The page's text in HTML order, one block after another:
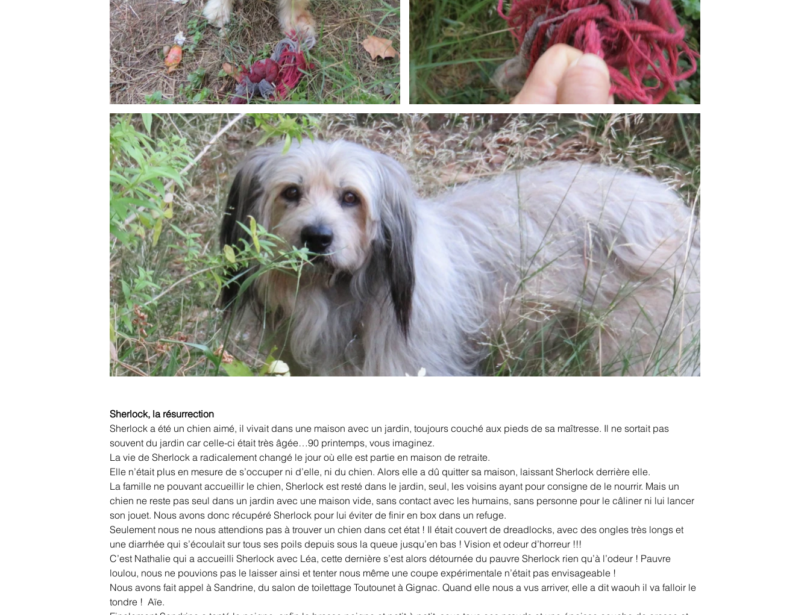
Sherlock, la résurrection
Sherlock a été un chien aimé, il vivait dans une maison avec un jardin, toujours couché aux pieds de sa maîtresse. Il ne sortait pas
souvent du jardin car celle-ci était très âgée…90 printemps, vous imaginez.
La vie de Sherlock a radicalement changé le jour où elle est partie en maison de retraite.
Elle n’était plus en mesure de s’occuper ni d’elle, ni du chien. Alors elle a dû quitter sa maison, laissant Sherlock derrière elle.
La famille ne pouvant accueillir le chien, Sherlock est resté dans le jardin, seul, les voisins ayant pour consigne de le nourrir. Mais un
chien ne reste pas seul dans un jardin avec une maison vide, sans contact avec les humains, sans personne pour le câliner ni lui lancer
son jouet. Nous avons donc récupéré Sherlock pour lui éviter de finir en box dans un refuge.
Seulement nous ne nous attendions pas à trouver un chien dans cet état ! Il était couvert de dreadlocks, avec des ongles très longs et
une diarrhée qui s’écoulait sur tous ses poils depuis sous la queue jusqu’en bas ! Vision et odeur d’horreur !!!
C’est Nathalie qui a accueilli Sherlock avec Léa, cette dernière s’est alors détournée du pauvre Sherlock rien qu’à l’odeur ! Pauvre
loulou, nous ne pouvions pas le laisser ainsi et tenter nous même une coupe expérimentale n’était pas envisageable !
Nous avons fait appel à Sandrine, du salon de toilettage Toutounet à Gignac. Quand elle nous a vus arriver, elle a dit waouh il va falloir le
tondre !  Aïe.